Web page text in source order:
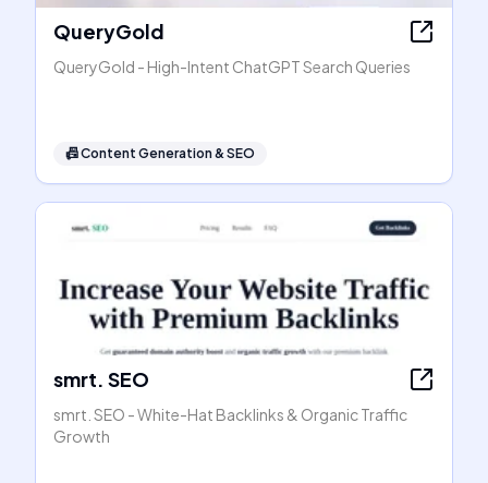
QueryGold
QueryGold - High-Intent ChatGPT Search Queries
📠Content Generation & SEO
smrt. SEO
smrt. SEO - White-Hat Backlinks & Organic Traffic
Growth